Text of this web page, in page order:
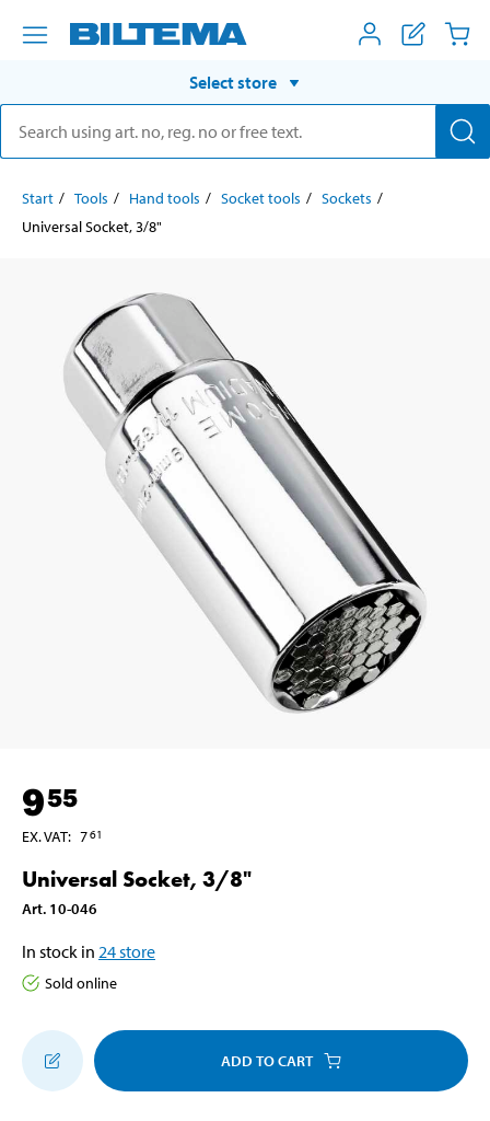
Select store
Start Tools Hand tools Socket tools
Sockets
Universal Socket, 3/8"
955
EX. VAT: 761
Universal Socket, 3/8"
Art. 10-046
In stock in 24store
Sold online
ADD TO CART